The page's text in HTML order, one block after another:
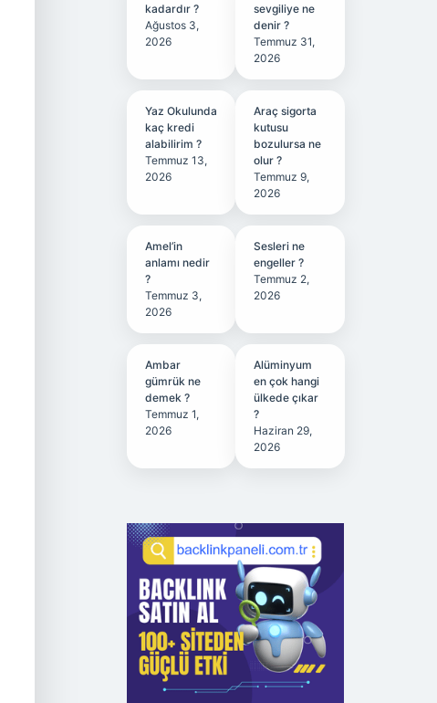
kadardır ?
Ağustos 3,
2026
sevgiliye ne
denir ?
Temmuz 31,
2026
Yaz Okulunda
kaç kredi
alabilirim ?
Temmuz 13,
2026
Araç sigorta
kutusu
bozulursa ne
olur ?
Temmuz 9,
2026
Amel’in
anlamı nedir
?
Temmuz 3,
2026
Sesleri ne
engeller ?
Temmuz 2,
2026
Ambar
gümrük ne
demek ?
Temmuz 1,
2026
Alüminyum
en çok hangi
ülkede çıkar
?
Haziran 29,
2026